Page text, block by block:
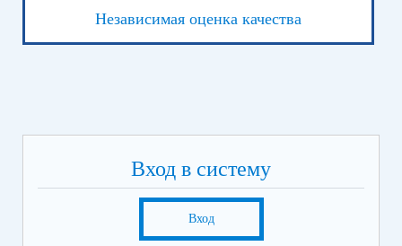
Независимая оценка качества
Вход в систему
Вход